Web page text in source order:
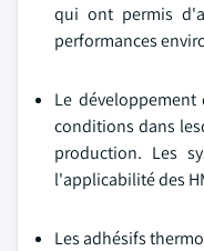
qui ont permis
performances
Le
conditions dans
production. Les
l'applicabilité des
Les adhésifs